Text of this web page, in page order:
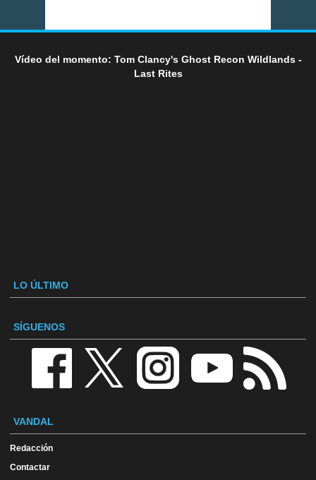
Vídeo del momento: Tom Clancy's Ghost Recon Wildlands -
Last Rites
LO ÚLTIMO
SÍGUENOS
VANDAL
Redacción
Contactar